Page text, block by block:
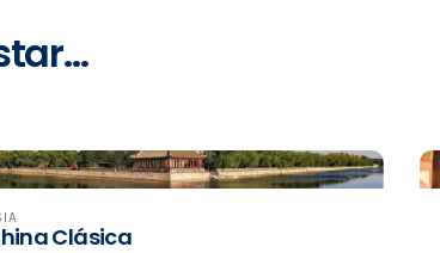
Clásica